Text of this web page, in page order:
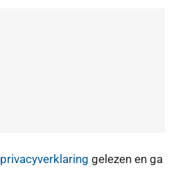
privacyverklaring gelezen en ga